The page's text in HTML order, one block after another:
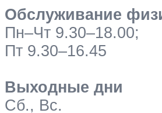
Обслуживание
Пн–Чт 9.30–18.00;
Пт 9.30–16.45
Выходные дни
Сб., Вс.